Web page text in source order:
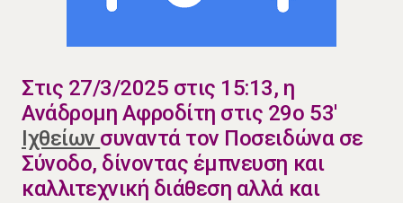
Στις 27/3/2025 στις 15:13, η
Ανάδρομη Αφροδίτη στις 29ο 53′
Ιχθείων συναντά τον Ποσειδώνα σε
Σύνοδο, δίνοντας έμπνευση και
καλλιτεχνική διάθεση αλλά και